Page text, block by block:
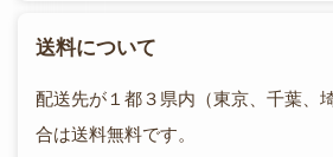
送料について
配送先が１都３県内（東京、千葉、
合は送料無料です。